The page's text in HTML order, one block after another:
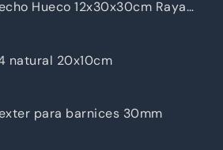
Hueco 12x30x30cm Raya
natural 20x10cm
para barnices 30mm